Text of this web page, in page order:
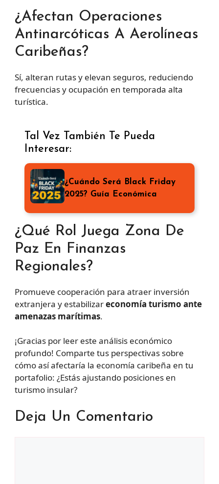
¿Afectan Operaciones
Antinarcóticas A Aerolíneas
Caribeñas?
Sí, alteran rutas y elevan seguros, reduciendo
frecuencias y ocupación en temporada alta
turística.
Tal Vez También Te Pueda
Interesar:
¿Cuándo Será Black Friday
2025? Guía Económica
¿Qué Rol Juega Zona De
Paz En Finanzas
Regionales?
Promueve cooperación para atraer inversión
extranjera y estabilizareconomía turismo ante
amenazas marítimas.
¡Gracias por leer este análisis económico
profundo! Comparte tus perspectivas sobre
cómo así afectaría la economía caribeña en tu
portafolio: ¿Estás ajustando posiciones en
turismo insular?
Deja Un Comentario